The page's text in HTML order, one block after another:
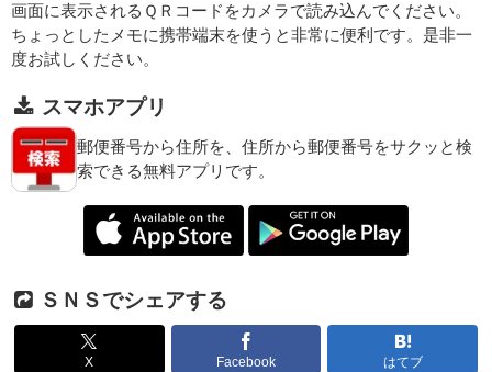
画面に表示されるＱＲコードをカメラで読み込んでください。
ちょっとしたメモに携帯端末を使うと非常に便利です。是非一
度お試しください。
スマホアプリ
郵便番号から住所を、住所から郵便番号をサクッと検
索できる無料アプリです。
ＳＮＳでシェアする
X Facebook はてブ